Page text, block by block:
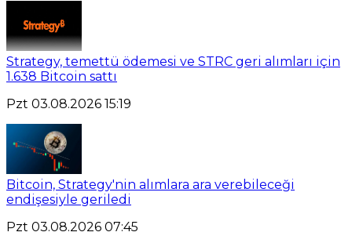
Strategy, temettü ödemesi ve STRC geri alımları için
1.638 Bitcoin sattı
Pzt 03.08.2026 15:19
Bitcoin, Strategy'nin alımlara ara verebileceği
endişesiyle geriledi
Pzt 03.08.2026 07:45